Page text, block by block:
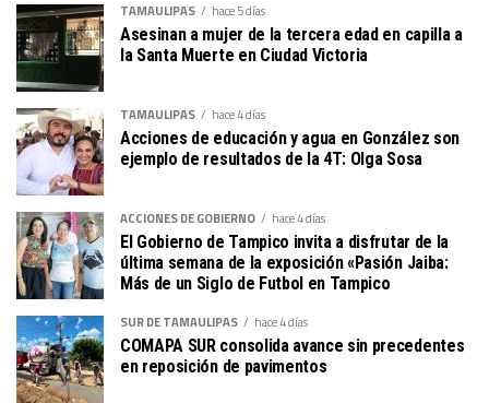
TAMAULIPAS hace 5 días
Asesinan a mujer de la tercera edad en capilla a
la Santa Muerte en Ciudad Victoria
TAMAULIPAS hace 4 días
Acciones de educación y agua en González son
ejemplo de resultados de la 4T: Olga Sosa
ACCIONES DE GOBIERNO hace 4 días
El Gobierno de Tampico invita a disfrutar de la
última semana de la exposición «Pasión Jaiba:
Más de un Siglo de Futbol en Tampico
SUR DE TAMAULIPAS hace 4 días
COMAPA SUR consolida avance sin precedentes
en reposición de pavimentos